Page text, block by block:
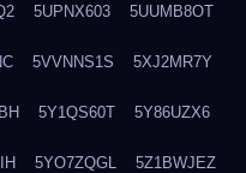
5UPNX603 5UUMB8OT
5VVNNS1S 5XJ2MR7Y
5Y1QS60T 5Y86UZX6
5YO7ZQGL 5Z1BWJEZ